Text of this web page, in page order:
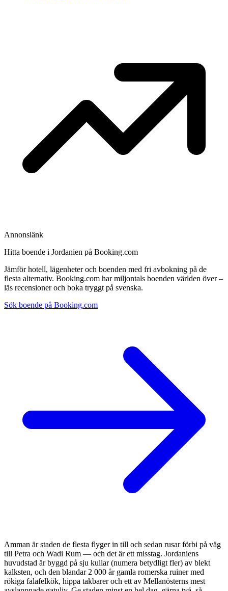
Annonslänk
Hitta boende i Jordanien på Booking.com
Jämför hotell, lägenheter och boenden med fri avbokning på de
flesta alternativ. Booking.com har miljontals boenden världen över –
läs recensioner och boka tryggt på svenska.
Sök boende på Booking.com
Amman är staden de flesta flyger in till och sedan rusar förbi på väg
till Petra och Wadi Rum — och det är ett misstag. Jordaniens
huvudstad är byggd på sju kullar (numera betydligt fler) av blekt
kalksten, och den blandar 2 000 år gamla romerska ruiner med
rökiga falafelkök, hippa takbarer och ett av Mellanösterns mest